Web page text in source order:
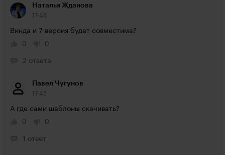
Наталья Жданова
17:46
Винда и 7 версия будет совместима?
0
0
2 ответа
Павел Чугунов
17:45
А где сами шаблоны скачивать?
0
0
1 ответ